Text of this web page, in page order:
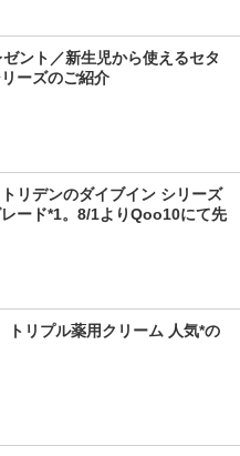
ント／新生児から使えるセタ
ーズのご紹介
トリデンのダイブイン シリーズ
ード*1。8/1よりQoo10にて先
トリプル薬用クリーム 人気*の